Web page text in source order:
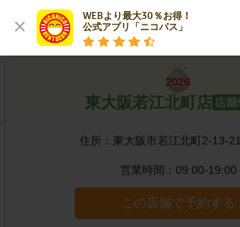
WEBより最大30％お得！
公式アプリ「ニコパス」
東大阪若江北町店
住所： 東大阪市若江北町2-13-21
営業時間： 09:00-19:00
この店舗で予約する